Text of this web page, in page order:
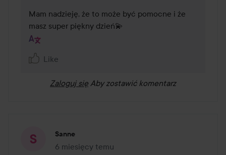
Mam nadzieję, że to może być pomocne i że
masz super piękny dzień💫
Like
Zaloguj się Aby zostawić komentarz
Sanne
6 miesięcy temu
Post został utworzony 6 miesięcy temu